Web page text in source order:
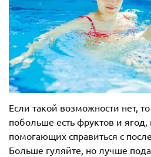
Если такой возможности нет, то
побольше есть фруктов и
помогающих справиться с
Больше гуляйте, но лучше